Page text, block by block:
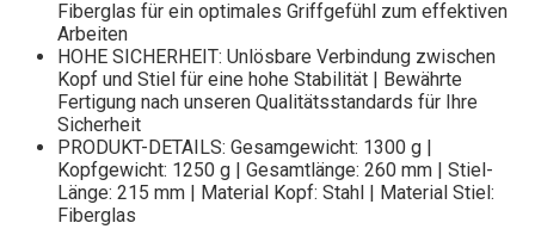
Fiberglas für ein optimales Griffgefühl zum effektiven
Arbeiten
HOHE SICHERHEIT: Unlösbare Verbindung zwischen
Kopf und Stiel für eine hohe Stabilität | Bewährte
Fertigung nach unseren Qualitätsstandards für Ihre
Sicherheit
PRODUKT-DETAILS: Gesamgewicht: 1300 g |
Kopfgewicht: 1250 g | Gesamtlänge: 260 mm | Stiel-
Länge: 215 mm | Material Kopf: Stahl | Material Stiel:
Fiberglas